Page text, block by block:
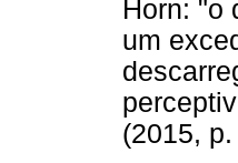
Horn: "o
um
(2015, p.